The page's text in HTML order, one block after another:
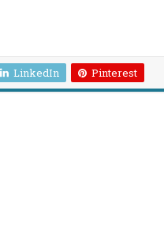
LinkedIn Pinterest